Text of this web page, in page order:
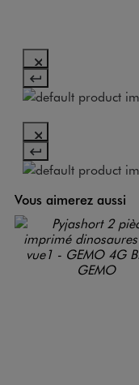
Vous aimerez aussi